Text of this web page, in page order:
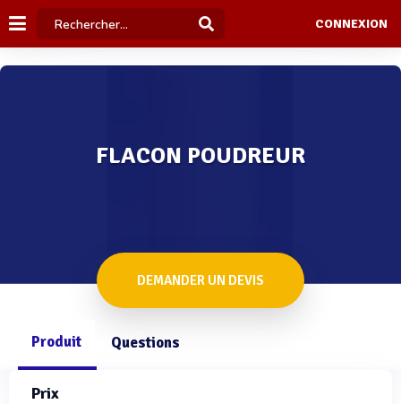
CONNEXION
FLACON POUDREUR
DEMANDER UN DEVIS
Produit Questions
Prix